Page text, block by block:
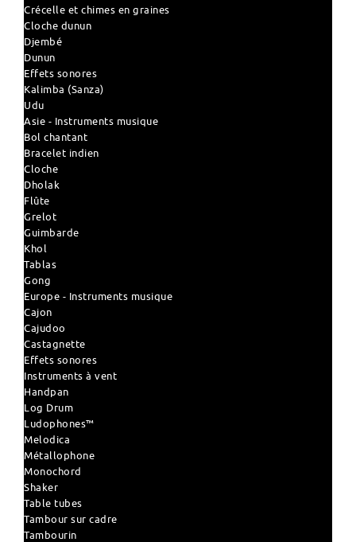
Crécelle et chimes en graines
Cloche dunun
Djembé
Dunun
Effets sonores
Kalimba (Sanza)
Udu
Asie - Instruments musique
Bol chantant
Bracelet indien
Cloche
Dholak
Flûte
Grelot
Guimbarde
Khol
Tablas
Gong
Europe - Instruments musique
Cajon
Cajudoo
Castagnette
Effets sonores
Instruments à vent
Handpan
Log Drum
Ludophones™
Melodica
Métallophone
Monochord
Shaker
Table tubes
Tambour sur cadre
Tambourin